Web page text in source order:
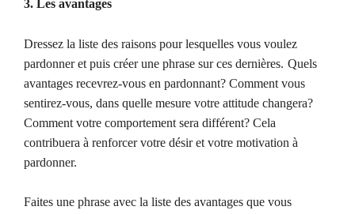
3. Les avantages
Dressez la liste des raisons pour lesquelles vous voulez
pardonner et puis créer une phrase sur ces dernières. Quels
avantages recevrez-vous en pardonnant? Comment vous
sentirez-vous, dans quelle mesure votre attitude changera?
Comment votre comportement sera différent? Cela
contribuera à renforcer votre désir et votre motivation à
pardonner.
Faites une phrase avec la liste des avantages que vous